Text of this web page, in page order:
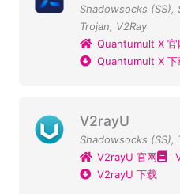
Shadowsocks (SS),
Trojan, V2Ray
Quantumult X 官
Quantumult X 下
V2rayU
Shadowsocks (SS),
V2rayU 官网
V2rayU 下载